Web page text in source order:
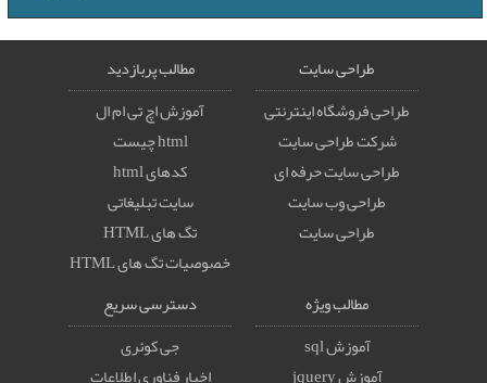
طراحی سایت
طراحی فروشگاه اینترنتی
شرکت طراحی سایت
طراحی سایت حرفه ای
طراحی وب سایت
طراحی سایت
مطالب پربازدید
آموزش اچ تی ام ال
html چیست
کدهای html
سایت تبلیغاتی
تگ های HTML
خصوصيات تگ های HTML
مطالب ویژه
آموزش sql
آموزش jquery
دسترسی سریع
جی کوئری
اخبار فناوری اطلاعات